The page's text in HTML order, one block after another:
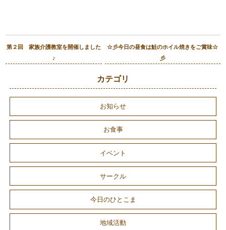
第２回 家族介護教室を開催しました
♪
☆彡今日の昼食は鮭のホイル焼きをご賞味☆
彡
カテゴリ
お知らせ
お食事
イベント
サークル
今日のひとこま
地域活動